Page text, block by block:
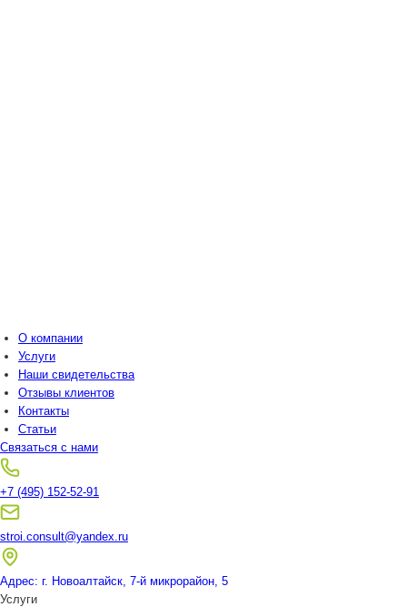
О компании
Услуги
Наши свидетельства
Отзывы клиентов
Контакты
Статьи
Связаться с нами
+7 (495) 152-52-91
stroi.consult@yandex.ru
Адрес: г. Новоалтайск, 7-й микрорайон, 5
Услуги